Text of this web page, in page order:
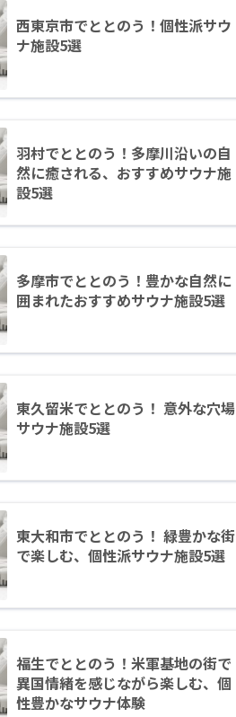
西東京市でととのう！個性派サウ
ナ施設5選
羽村でととのう！多摩川沿いの自
然に癒される、おすすめサウナ施
設5選
多摩市でととのう！豊かな自然に
囲まれたおすすめサウナ施設5選
東久留米でととのう！ 意外な穴場
サウナ施設5選
東大和市でととのう！ 緑豊かな街
で楽しむ、個性派サウナ施設5選
福生でととのう！米軍基地の街で
異国情緒を感じながら楽しむ、個
性豊かなサウナ体験